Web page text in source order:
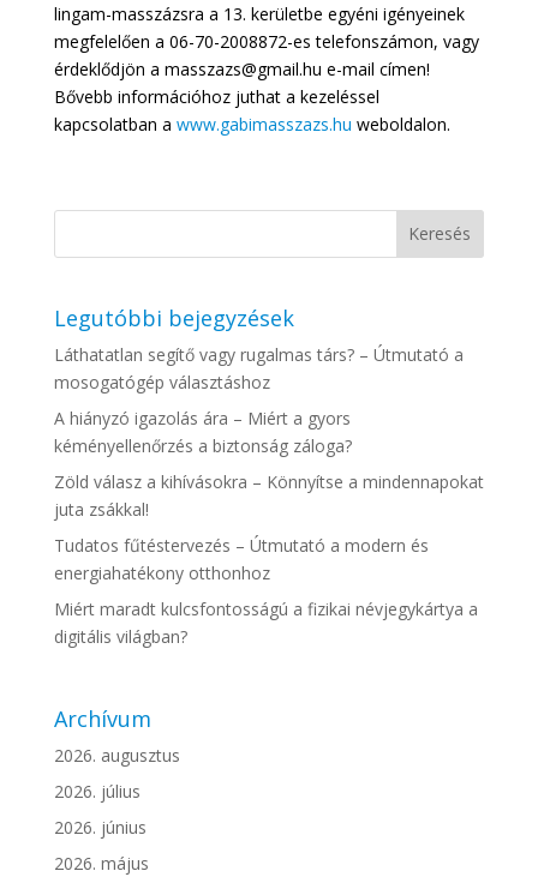
lingam-masszázsra a 13. kerületbe egyéni igényeinek
megfelelően a 06-70-2008872-es telefonszámon, vagy
érdeklődjön a masszazs@gmail.hu e-mail címen!
Bővebb információhoz juthat a kezeléssel
kapcsolatban a www.gabimasszazs.hu weboldalon.
Legutóbbi bejegyzések
Láthatatlan segítő vagy rugalmas társ? – Útmutató a
mosogatógép választáshoz
A hiányzó igazolás ára – Miért a gyors
kéményellenőrzés a biztonság záloga?
Zöld válasz a kihívásokra – Könnyítse a mindennapokat
juta zsákkal!
Tudatos fűtéstervezés – Útmutató a modern és
energiahatékony otthonhoz
Miért maradt kulcsfontosságú a fizikai névjegykártya a
digitális világban?
Archívum
2026. augusztus
2026. július
2026. június
2026. május